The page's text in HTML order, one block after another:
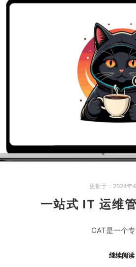
更新于： 2024年
一站式 IT 运维
CAT是一个
继续阅读